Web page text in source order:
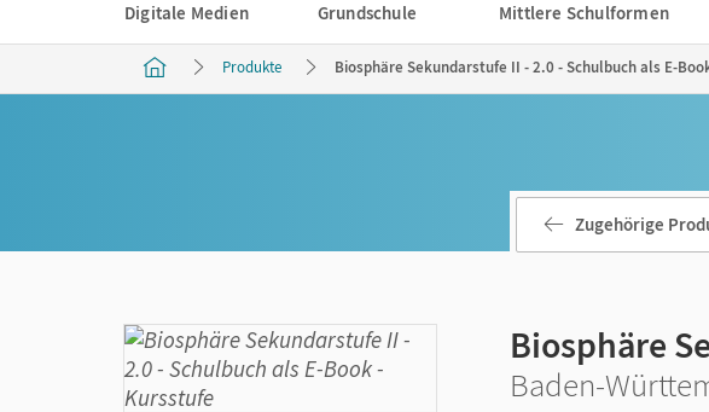
Digitale Medien Grundschule Mittlere Schulformen
Produkte Biosphäre Sekundarstufe II - 2.0 - Schulbuch als E-
Zugehörige
Biosphäre
Baden-